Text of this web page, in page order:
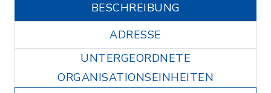
BESCHREIBUNG
ADRESSE
UNTERGEORDNETE
ORGANISATIONSEINHEITEN